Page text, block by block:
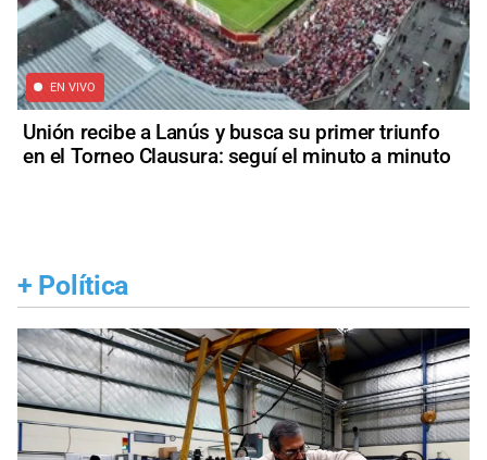
EN VIVO
Unión recibe a Lanús y busca su primer triunfo
en el Torneo Clausura: seguí el minuto a minuto
+ Política